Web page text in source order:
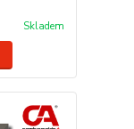
Skladem